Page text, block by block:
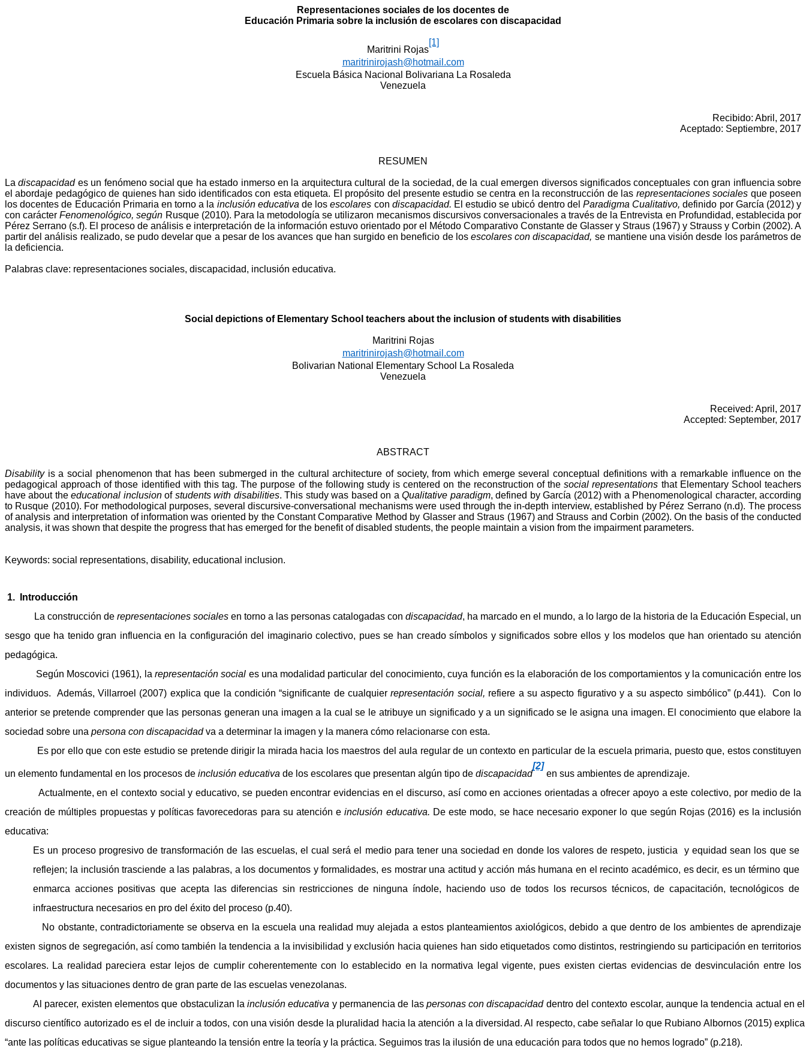
Representaciones sociales de los docentes de
Educación Primaria sobre la inclusión de escolares con discapacidad
Maritrini Rojas
[1]
maritrinirojash@hotmail.com
Escuela Básica Nacional Bolivariana La Rosaleda
Venezuela
Recibido: Abril, 2017
Aceptado: Septiembre, 2017
RESUMEN
Ladiscapacidades un fenómeno social que ha estado inmerso en la arquitectura cultural de la sociedad, de la cual emergen diversos significados conceptuales con gran influencia sobre
el abordaje pedagógico de quienes han sido identificados con esta etiqueta. El propósito del presente estudio se centra en la reconstrucción de las representaciones sociales que poseen
los docentes de Educación Primaria en torno a la inclusión educativa de losescolares con discapacidad. El estudio se ubicó dentro del Paradigma Cualitativo,definido por García (2012) y
con carácterFenomenológico, según Rusque (2010). Para la metodología se utilizaron mecanismos discursivos conversacionales a través de la Entrevista en Profundidad, establecida por
Pérez Serrano (s.f). El proceso de análisis e interpretación de la información estuvo orientado por el Método Comparativo Constante de Glasser y Straus (1967) y Strauss y Corbin (2002). A
partir del análisis realizado, se pudo develar que a pesar de los avances que han surgido en beneficio de los escolares con discapacidad, se mantiene una visión desde los parámetros de
la deficiencia.
Palabras clave: representaciones sociales, discapacidad, inclusión educativa.
Social depictions of Elementary School teachers about the inclusion of students with disabilities
Maritrini Rojas
maritrinirojash@hotmail.com
Bolivarian National Elementary School La Rosaleda
Venezuela
Received: April, 2017
Accepted: September, 2017
ABSTRACT
Disabilityis a social phenomenon that has been submerged in the cultural architecture of society, from which emerge several conceptual definitions with a remarkable influence on the
pedagogical approach of those identified with this tag. The purpose of the following study is centered on the reconstruction of thesocial representations that Elementary School teachers
have about theeducational inclusionof students with disabilities. This study was based on aQualitative paradigm, defined by García (2012) with a Phenomenological character, according
to Rusque (2010). For methodological purposes, several discursive-conversational mechanisms were used through the in-depth interview, established by Pérez Serrano (n.d). The process
of analysis and interpretation of information was oriented by the Constant Comparative Method by Glasser and Straus (1967) and Strauss and Corbin (2002). On the basis of the conducted
analysis, it was shown that despite the progress that has emerged for the benefit of disabled students, the people maintain a vision from the impairment parameters.
Keywords: social representations, disability, educational inclusion.
1.
Introducción
La construcción de representaciones socialesen torno a las personas catalogadas con discapacidad, ha marcado en el mundo, a lo largo de la historia de la Educación Especial, un
sesgo que ha tenido gran influencia en la configuración del imaginario colectivo, pues se han creado símbolos y significados sobre ellos y los modelos que han orientado su atención
pedagógica.
Según Moscovici (1961), la representación social es una modalidad particular del conocimiento, cuya función es la elaboración de los comportamientos y la comunicación entre los
individuos. Además, Villarroel (2007) explica que la condición “significante de cualquierrepresentación social, refiere a su aspecto figurativo y a su aspecto simbólico” (p.441). Con lo
anterior se pretende comprender que las personas generan una imagen a la cual se le atribuye un significado y a un significado se le asigna una imagen. El conocimiento que elabore la
sociedad sobre una persona con discapacidadva a determinar la imagen y la manera cómo relacionarse con esta.
Es por ello que con este estudio se pretende dirigir la mirada hacia los maestros del aula regular de un contexto en particular de la escuela primaria, puesto que, estos constituyen
un elemento fundamental en los procesos de inclusión educativa de los escolares que presentan algún tipo de discapacidad
[2]
en sus ambientes de aprendizaje.
Actualmente, en el contexto social y educativo, se pueden encontrar evidencias en el discurso, así como en acciones orientadas a ofrecer apoyo a este colectivo, por medio de la
creación de múltiples propuestas y políticas favorecedoras para su atención einclusión educativa. De este modo, se hace necesario exponer lo que según Rojas (2016) es la inclusión
educativa:
Es un proceso progresivo de transformación de las escuelas, el cual será el medio para tener una sociedad en donde los valores de respeto, justicia y equidad sean los que se
reflejen; la inclusión trasciende a las palabras, a los documentos y formalidades, es mostrar una actitud y acción más humana en el recinto académico, es decir, es un término que
enmarca acciones positivas que acepta las diferencias sin restricciones de ninguna índole, haciendo uso de todos los recursos técnicos, de capacitación, tecnológicos de
infraestructura necesarios en pro del éxito del proceso (p.40).
No obstante, contradictoriamente se observa en la escuela una realidad muy alejada a estos planteamientos axiológicos, debido a que dentro de los ambientes de aprendizaje
existen signos de segregación, así como también la tendencia a la invisibilidad y exclusión hacia quienes han sido etiquetados como distintos, restringiendo su participación en territorios
escolares. La realidad pareciera estar lejos de cumplir coherentemente con lo establecido en la normativa legal vigente, pues existen ciertas evidencias de desvinculación entre los
documentos y las situaciones dentro de gran parte de las escuelas venezolanas.
Al parecer, existen elementos que obstaculizan lainclusión educativa y permanencia de las personas con discapacidaddentro del contexto escolar, aunque la tendencia actual en el
discurso científico autorizado es el de incluir a todos, con una visión desde la pluralidad hacia la atención a la diversidad. Al respecto, cabe señalar lo que Rubiano Albornos (2015) explica
“ante las políticas educativas se sigue planteando la tensión entre la teoría y la práctica. Seguimos tras la ilusión de una educación para todos que no hemos logrado” (p.218).